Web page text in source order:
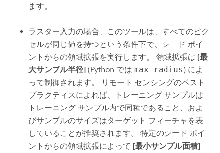
ます。
ラスター入力の場合、このツールは、すべてのピク
セルが同じ値を持つという条件下で、シード ポイ
ントからの領域拡張を実行します。 領域拡張は [最
大サンプル半径] (Python ではmax_radius) によ
って制御されます。 リモート センシングのベスト
プラクティスによれば、トレーニング サンプルは
トレーニング サンプル内で同種であること、およ
びサンプルのサイズはターゲット フィーチャを表
していることが推奨されます。 特定のシード ポイ
ントからの領域拡張によって [最小サンプル面積]